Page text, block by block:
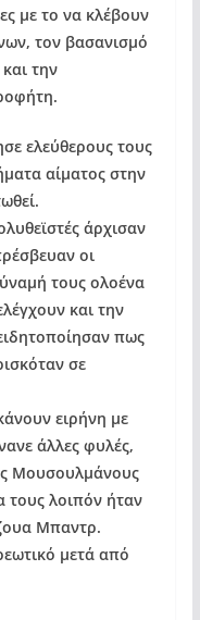
με το να κλέβουν
τον βασανισμό
την
ελεύθερους τους
αίματος στην
άρχισαν
οι
τους ολοένα
και την
πως
σε
ειρήνη με
άλλες φυλές,
Μουσουλμάνους
τους λοιπόν ήταν
Μπαντρ.
μετά από